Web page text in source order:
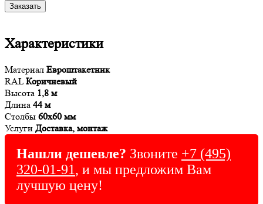
Заказать
Характеристики
Материал Евроштакетник
RALКоричневый
Высота 1,8 м
Длина 44 м
Столбы 60х60 мм
Услуги Доставка, монтаж
Нашли дешевле? Звоните +7 (495)
320-01-91, и мы предложим Вам
лучшую цену!